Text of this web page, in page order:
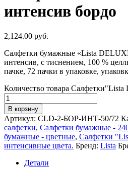
интенсив бордо
2,124.00 руб.
Салфетки бумажные «Lista
интенсив, с тиснением, 100 %
пачке, 72 пачки в упаковке,
Количество товара
В корзину
Артикул: СLD-2-БОР-ИНТ-50/72
салфетки, Салфетки бумажные -
бумажные - цветные, Салфетки
интенсивные цвета. Бренд: Lista
Детали